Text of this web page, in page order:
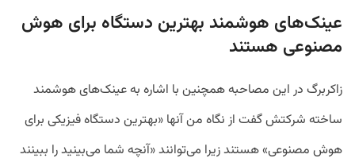
عینک‌های هوشمند بهترین دستگاه برای هوش
مصنوعی هستند
زاکربرگ در این مصاحبه همچنین با اشاره به عینک‌های هوشمند
ساخته شرکتش گفت از نگاه من آنها «بهترین دستگاه فیزیکی برای
هوش مصنوعی» هستند زیرا می‌توانند «آنچه شما می‌بینید را ببینند